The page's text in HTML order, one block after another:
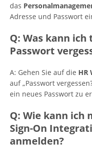
das
Adresse und Passwort
Q: Was kann
Passwort
A: Gehen Sie auf die HR
auf „Passwort
ein neues Passwort zu
Q: Wie kann ich
Sign-On
anmelden?